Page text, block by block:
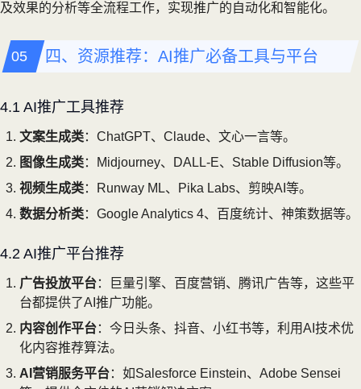
及效果的分析等全流程工作，实现推广的自动化和智能化。
四、资源推荐：AI推广必备工具与平台
4.1 AI推广工具推荐
文案生成类：ChatGPT、Claude、文心一言等。
图像生成类：Midjourney、DALL-E、Stable Diffusion等。
视频生成类：Runway ML、Pika Labs、剪映AI等。
数据分析类：Google Analytics 4、百度统计、神策数据等。
4.2 AI推广平台推荐
广告投放平台：巨量引擎、百度营销、腾讯广告等，这些平
台都提供了AI推广功能。
内容创作平台：今日头条、抖音、小红书等，利用AI技术优
化内容推荐算法。
AI营销服务平台：如Salesforce Einstein、Adobe Sensei